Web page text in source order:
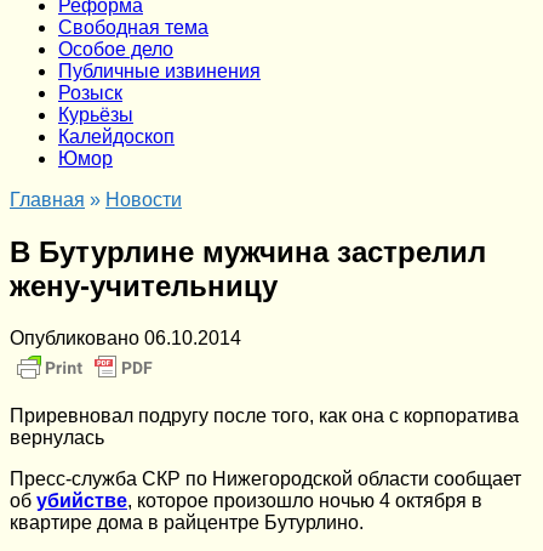
Реформа
Cвободная тема
Особое дело
Публичные извинения
Розыск
Курьёзы
Калейдоскоп
Юмор
Главная » Новости
В Бутурлине мужчина застрелил
жену-учительницу
Опубликовано 06.10.2014
Приревновал подругу после того, как она с корпоратива
вернулась
Пресс-служба СКР по Нижегородской области сообщает
об убийстве, которое произошло ночью 4 октября в
квартире дома в райцентре Бутурлино.